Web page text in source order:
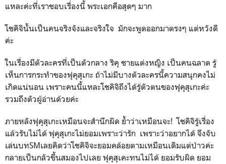
แหละค่ะที่เราชอบเรื่องนี้ พระเอกคือสุดๆ มาก
โชคิจินั้นเป็นคนจริงจังและจริงใจ​ มักจะพูดออกมาตรงๆ แต่หวังดี
ค่ะ
ในเรื่องมีตัวละครที่เป็นตัวกลาง ริคุ ชายแต่งหญิง​ เป็นคนฉลาด รู้
เห็นการกระทำของฟุคุสุเกะ​ ถ้าไม่มีบางตัวละครนี้ความสนุกคงไม่
เกิดแน่นอน​ เพราะคนนี้แหละโชคิจิถึงได้รู้ตัวตนของฟุคุสุเกะค่ะ​
รวมถึงตัวผู้อ่านด้วยค่ะ
ภายหลังฟุคุสุเกะเหมือนจะสำนึกผิด​ ย้ำว่าเหมือนจะ​! โชคิจิรู้เรื่อง
แล้วรับไม่ได้​ ฟุคุสุเกะไม่ยอมเพราะว่ารัก​ เพราะว่าอยากได้​ จึงจับ
เล่นบทSMเลย​คิดว่าโชคิจิจะยอมคล้อยตามเหมือนเดิมแต่ป่าวค่ะ​
กลายเป็นกลัวขึ้นสมองไปเลย​ ฟุคุสุเคะทนไม่ได้​ ยอมรับผิด​ ยอม